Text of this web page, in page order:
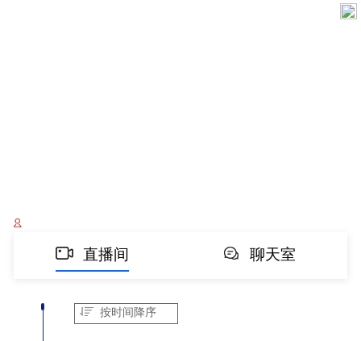
直播间 聊天室
按时间降序